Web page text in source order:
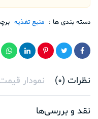
دسته بندی ها : منبع تغذیه
نظرات (0) نمودار
نقد و بررسی‌ها